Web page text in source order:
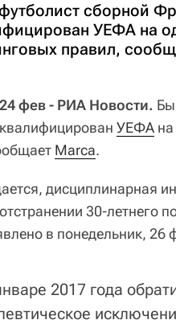
сборной
УЕФА на
правил,
фев - РИА Новости.
УЕФА
Marca.
дисциплинарная
30-летнего
в понедельник, 26
2017 года